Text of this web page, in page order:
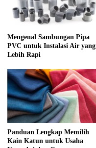
Mengenal Sambungan Pipa
PVC untuk Instalasi Air yang
Lebih Rapi
Panduan Lengkap Memilih
Kain Katun untuk Usaha